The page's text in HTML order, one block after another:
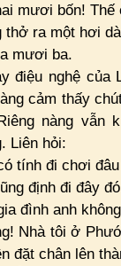
mươi bốn! Thế
thở ra một hơi
mươi ba.
điệu nghệ của
cảm thấy
nàng vẫn
Liên hỏi:
tính đi chơi
định đi đây
đình anh
Nhà tôi ở
đặt chân lên